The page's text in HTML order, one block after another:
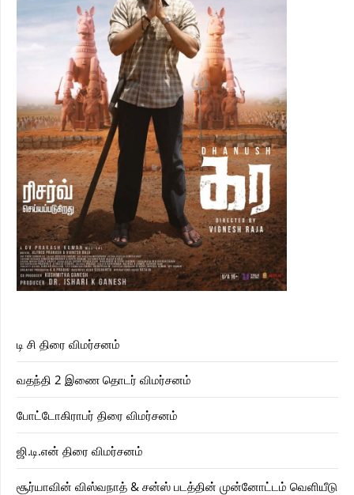
டி சி திரை விமர்சனம்
வதந்தி 2 இணை தொடர் விமர்சனம்
போட்டோகிராபர் திரை விமர்சனம்
ஜி.டி.என் திரை விமர்சனம்
சூர்யாவின் விஸ்வநாத் & சன்ஸ் படத்தின் முன்னோட்டம் வெளியீடு